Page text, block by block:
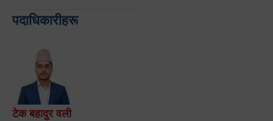
पदाधिकारीहरू
टेक बहादुर वली